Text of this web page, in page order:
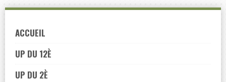
navigation
Skip
content
ACCUEIL
UP DU 12È
UP DU 2È